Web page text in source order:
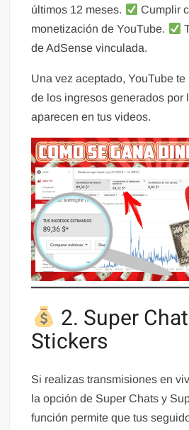
últimos 12 meses.
Cumplir
monetización de YouTube.
de AdSense vinculada.
Una vez aceptado, YouTube
de los ingresos generados por
aparecen en tus videos.
2. Super
Stickers
Si realizas transmisiones en
la opción de Super Chats y
función permite que tus